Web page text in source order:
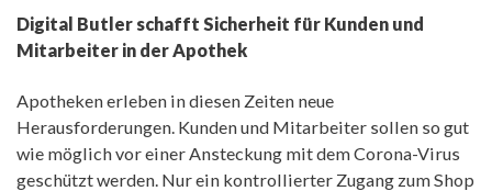
Digital Butler schafft Sicherheit für Kunden und
Mitarbeiter in der Apothek
Apotheken erleben in diesen Zeiten neue
Herausforderungen. Kunden und Mitarbeiter sollen so gut
wie möglich vor einer Ansteckung mit dem Corona-Virus
geschützt werden. Nur ein kontrollierter Zugang zum Shop